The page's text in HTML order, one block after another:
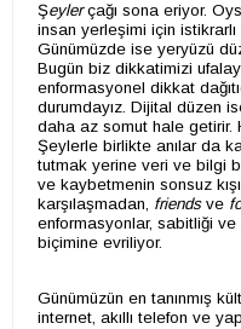
Şeylerçağı sona eriyor.
insan yerleşimi için
Günümüzde ise yeryüzü
Bugün biz dikkatimizi
enformasyonel dikkat
durumdayız. Dijital düzen
daha az somut hale getirir.
Şeylerle birlikte anılar da
tutmak yerine veri ve bilgi
ve kaybetmenin sonsuz
karşılaşmadan, friendsve
enformasyonlar, sabitliği
biçimine evriliyor.
Günümüzün en tanınmış
internet, akıllı telefon ve